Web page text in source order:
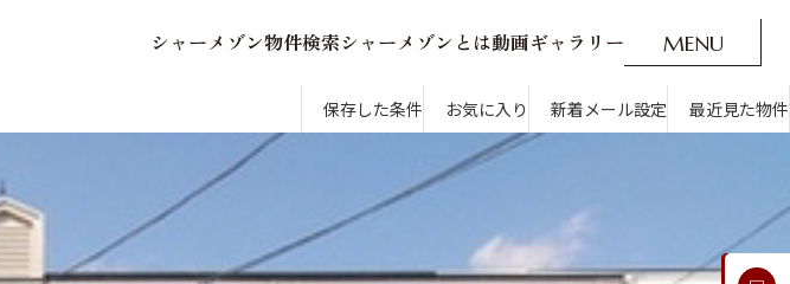
シ ャーメ ゾン物件検索シ ャーメ ゾン とは動画ギャ ラ リ ー MENU
O
新着メール設定 最近見た物件 CLOSE
保存した条件 お気に入り 新着メール設定 最近見た物件